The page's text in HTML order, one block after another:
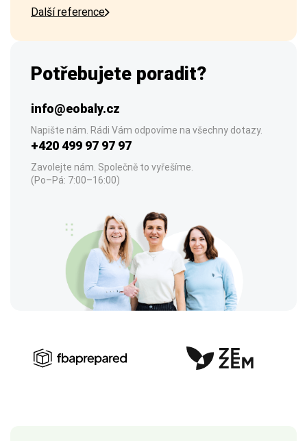
Další reference
Potřebujete poradit?
info@eobaly.cz
Napište nám. Rádi Vám odpovíme na všechny dotazy.
+420 499 97 97 97
Zavolejte nám. Společně to vyřešíme.
(Po–Pá: 7:00–16:00)